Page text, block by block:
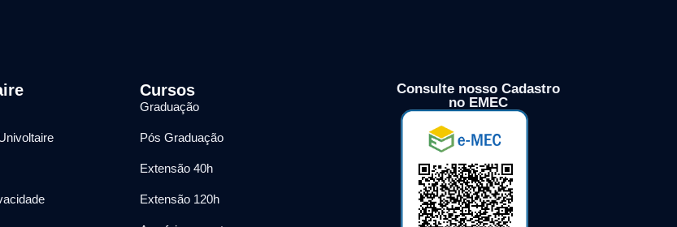
Cursos
Graduação
Pós Graduação
Extensão 40h
Extensão 120h
Consulte nosso Cadastro
no EMEC